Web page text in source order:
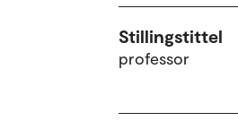
Stillingstittel
professor